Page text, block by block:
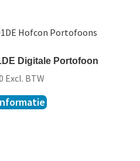
Digitale Portofoon
Excl. BTW